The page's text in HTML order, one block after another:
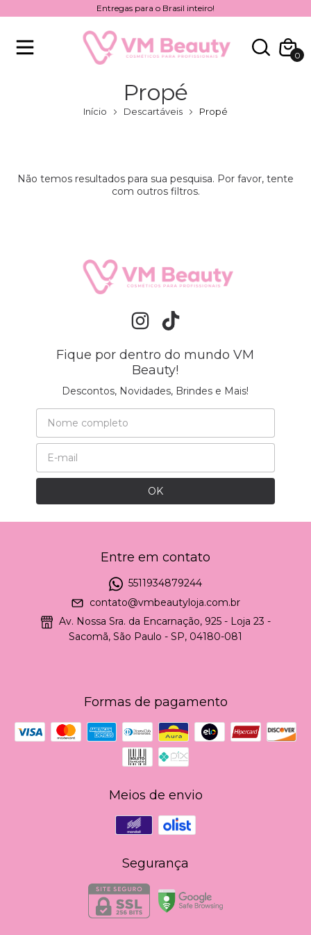
Entregas para o Brasil inteiro!
0
Propé
Início Descartáveis Propé
Não temos resultados para sua pesquisa. Por favor, tente
com outros filtros.
Fique por dentro do mundo VM
Beauty!
Descontos, Novidades, Brindes e Mais!
Entre em contato
5511934879244
contato@vmbeautyloja.com.br
Av. Nossa Sra. da Encarnação, 925 - Loja 23 -
Sacomã, São Paulo - SP, 04180-081
Formas de pagamento
Meios de envio
Segurança